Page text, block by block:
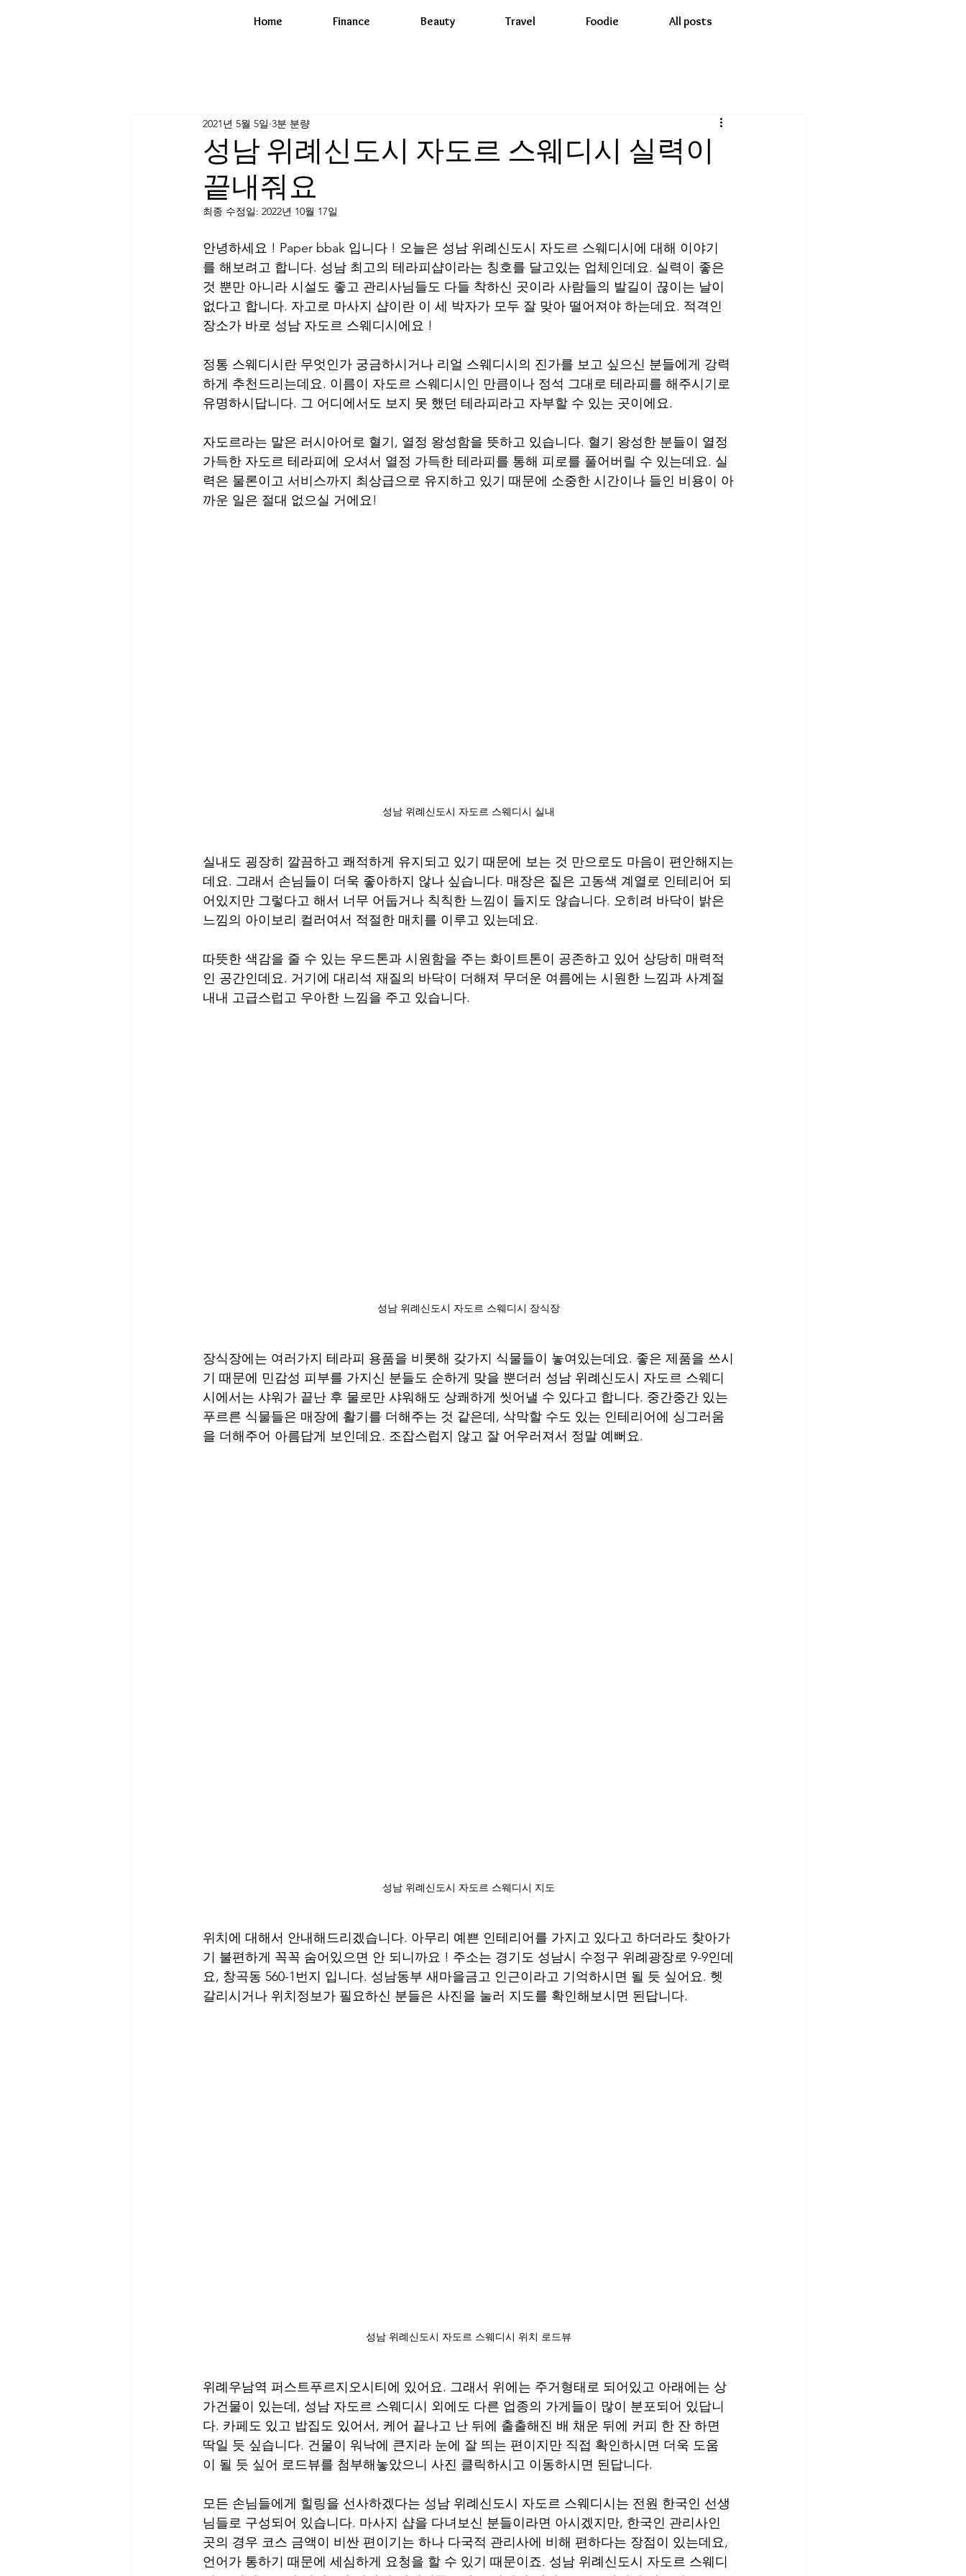
Home Finance Beauty Travel Foodie All posts
성남 위례신도시 자도르 스웨디시 실력이
끝내줘요
2021년 5월 5일 3분 분량
최종 수정일: 2022년 10월 17일
안녕하세요 ! Paper bbak 입니다 ! 오늘은 성남 위례신도시 자도르 스웨디시에 대해 이야기
를 해보려고 합니다. 성남 최고의 테라피샵이라는 칭호를 달고있는 업체인데요. 실력이 좋은
것 뿐만 아니라 시설도 좋고 관리사님들도 다들 착하신 곳이라 사람들의 발길이 끊이는 날이
없다고 합니다. 자고로 마사지 샵이란 이 세 박자가 모두 잘 맞아 떨어져야 하는데요. 적격인
장소가 바로 성남 자도르 스웨디시에요 !
정통 스웨디시란 무엇인가 궁금하시거나 리얼 스웨디시의 진가를 보고 싶으신 분들에게 강력
하게 추천드리는데요. 이름이 자도르 스웨디시인 만큼이나 정석 그대로 테라피를 해주시기로
유명하시답니다. 그 어디에서도 보지 못 했던 테라피라고 자부할 수 있는 곳이에요.
자도르라는 말은 러시아어로 혈기, 열정 왕성함을 뜻하고 있습니다. 혈기 왕성한 분들이 열정
가득한 자도르 테라피에 오셔서 열정 가득한 테라피를 통해 피로를 풀어버릴 수 있는데요. 실
력은 물론이고 서비스까지 최상급으로 유지하고 있기 때문에 소중한 시간이나 들인 비용이 아
까운 일은 절대 없으실 거에요!
성남 위례신도시 자도르 스웨디시 실내
실내도 굉장히 깔끔하고 쾌적하게 유지되고 있기 때문에 보는 것 만으로도 마음이 편안해지는
데요. 그래서 손님들이 더욱 좋아하지 않나 싶습니다. 매장은 짙은 고동색 계열로 인테리어 되
어있지만 그렇다고 해서 너무 어둡거나 칙칙한 느낌이 들지도 않습니다. 오히려 바닥이 밝은
느낌의 아이보리 컬러여서 적절한 매치를 이루고 있는데요.
따뜻한 색감을 줄 수 있는 우드톤과 시원함을 주는 화이트톤이 공존하고 있어 상당히 매력적
인 공간인데요. 거기에 대리석 재질의 바닥이 더해져 무더운 여름에는 시원한 느낌과 사계절
내내 고급스럽고 우아한 느낌을 주고 있습니다.
성남 위례신도시 자도르 스웨디시 장식장
장식장에는 여러가지 테라피 용품을 비롯해 갖가지 식물들이 놓여있는데요. 좋은 제품을 쓰시
기 때문에 민감성 피부를 가지신 분들도 순하게 맞을 뿐더러 성남 위례신도시 자도르 스웨디
시에서는 샤워가 끝난 후 물로만 샤워해도 상쾌하게 씻어낼 수 있다고 합니다. 중간중간 있는
푸르른 식물들은 매장에 활기를 더해주는 것 같은데, 삭막할 수도 있는 인테리어에 싱그러움
을 더해주어 아름답게 보인데요. 조잡스럽지 않고 잘 어우러져서 정말 예뻐요.
성남 위례신도시 자도르 스웨디시 지도
위치에 대해서 안내해드리겠습니다. 아무리 예쁜 인테리어를 가지고 있다고 하더라도 찾아가
기 불편하게 꼭꼭 숨어있으면 안 되니까요 ! 주소는 경기도 성남시 수정구 위례광장로 9-9인데
요, 창곡동 560-1번지 입니다. 성남동부 새마을금고 인근이라고 기억하시면 될 듯 싶어요. 헷
갈리시거나 위치정보가 필요하신 분들은 사진을 눌러 지도를 확인해보시면 된답니다.
성남 위례신도시 자도르 스웨디시 위치 로드뷰
위례우남역 퍼스트푸르지오시티에 있어요. 그래서 위에는 주거형태로 되어있고 아래에는 상
가건물이 있는데, 성남 자도르 스웨디시 외에도 다른 업종의 가게들이 많이 분포되어 있답니
다. 카페도 있고 밥집도 있어서, 케어 끝나고 난 뒤에 출출해진 배 채운 뒤에 커피 한 잔 하면
딱일 듯 싶습니다. 건물이 워낙에 큰지라 눈에 잘 띄는 편이지만 직접 확인하시면 더욱 도움
이 될 듯 싶어 로드뷰를 첨부해놓았으니 사진 클릭하시고 이동하시면 된답니다.
모든 손님들에게 힐링을 선사하겠다는 성남 위례신도시 자도르 스웨디시는 전원 한국인 선생
님들로 구성되어 있습니다. 마사지 샵을 다녀보신 분들이라면 아시겠지만, 한국인 관리사인
곳의 경우 코스 금액이 비싼 편이기는 하나 다국적 관리사에 비해 편하다는 장점이 있는데요,
언어가 통하기 때문에 세심하게 요청을 할 수 있기 때문이죠. 성남 위례신도시 자도르 스웨디